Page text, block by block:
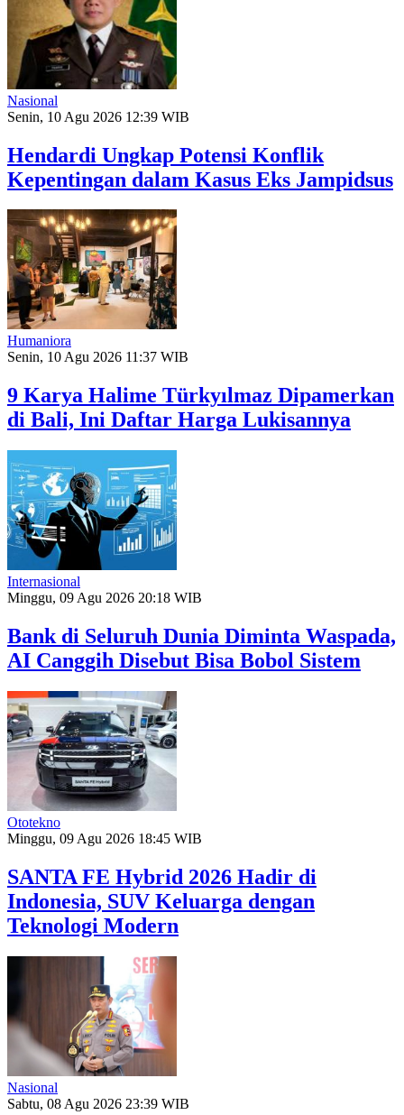
Nasional
Senin, 10 Agu 2026 12:39 WIB
Hendardi Ungkap Potensi Konflik
Kepentingan dalam Kasus Eks Jampidsus
Humaniora
Senin, 10 Agu 2026 11:37 WIB
9 Karya Halime Türkyılmaz Dipamerkan
di Bali, Ini Daftar Harga Lukisannya
Internasional
Minggu, 09 Agu 2026 20:18 WIB
Bank di Seluruh Dunia Diminta Waspada,
AI Canggih Disebut Bisa Bobol Sistem
Ototekno
Minggu, 09 Agu 2026 18:45 WIB
SANTA FE Hybrid 2026 Hadir di
Indonesia, SUV Keluarga dengan
Teknologi Modern
Nasional
Sabtu, 08 Agu 2026 23:39 WIB